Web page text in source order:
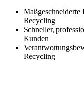
Maßgeschneiderte
Recycling
Schneller,
Kunden
Recycling